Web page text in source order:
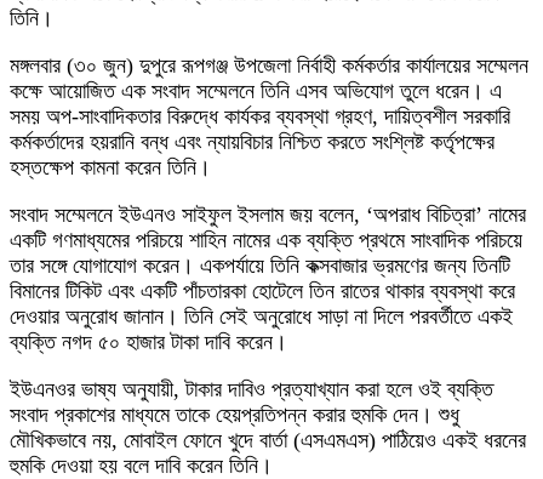
তিনি।
মঙ্গলবার (৩০ জুন) দুপুরে রূপগঞ্জ উপজেলা নির্বাহী কর্মকর্তার কার্যালয়ের সম্মেলন
কক্ষে আয়োজিত এক সংবাদ সম্মেলনে তিনি এসব অভিযোগ তুলে ধরেন। এ
সময় অপ-সাংবাদিকতার বিরুদ্ধে কার্যকর ব্যবস্থা গ্রহণ, দায়িত্বশীল সরকারি
কর্মকর্তাদের হয়রানি বন্ধ এবং ন্যায়বিচার নিশ্চিত করতে সংশ্লিষ্ট কর্তৃপক্ষের
হস্তক্ষেপ কামনা করেন তিনি।
সংবাদ সম্মেলনে ইউএনও সাইফুল ইসলাম জয় বলেন, ‘অপরাধ বিচিত্রা’ নামের
একটি গণমাধ্যমের পরিচয়ে শাহিন নামের এক ব্যক্তি প্রথমে সাংবাদিক পরিচয়ে
তার সঙ্গে যোগাযোগ করেন। একপর্যায়ে তিনি কক্সবাজার ভ্রমণের জন্য তিনটি
বিমানের টিকিট এবং একটি পাঁচতারকা হোটেলে তিন রাতের থাকার ব্যবস্থা করে
দেওয়ার অনুরোধ জানান। তিনি সেই অনুরোধে সাড়া না দিলে পরবর্তীতে একই
ব্যক্তি নগদ ৫০ হাজার টাকা দাবি করেন।
ইউএনওর ভাষ্য অনুযায়ী, টাকার দাবিও প্রত্যাখ্যান করা হলে ওই ব্যক্তি
সংবাদ প্রকাশের মাধ্যমে তাকে হেয়প্রতিপন্ন করার হুমকি দেন। শুধু
মৌখিকভাবে নয়, মোবাইল ফোনে খুদে বার্তা (এসএমএস) পাঠিয়েও একই ধরনের
হুমকি দেওয়া হয় বলে দাবি করেন তিনি।